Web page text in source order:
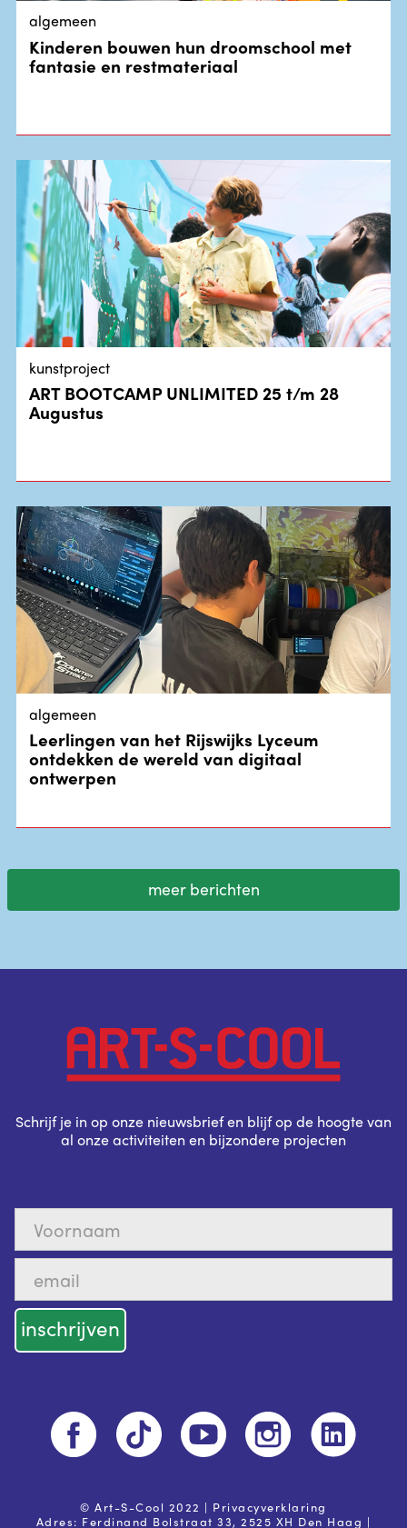
algemeen
Kinderen bouwen hun droomschool met
fantasie en restmateriaal
kunstproject
ART BOOTCAMP UNLIMITED 25 t/m 28
Augustus
algemeen
Leerlingen van het Rijswijks Lyceum
ontdekken de wereld van digitaal
ontwerpen
meer berichten
Schrijf je in op onze nieuwsbrief en blijf op de hoogte van
al onze activiteiten en bijzondere projecten
© Art-S-Cool 2022 | Privacyverklaring
Adres: Ferdinand Bolstraat 33, 2525 XH Den Haag |